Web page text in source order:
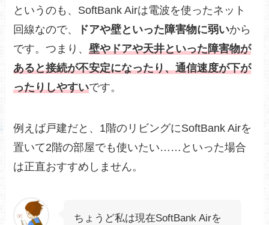
というのも、SoftBank Airは電波を使ったネット
回線なので、
ドアや壁といった障害物に弱いから
です。つまり、壁やドアや天井といった障害物が
あると接続が不安定になったり、通信速度が下が
ったりしやすいです。
例えば戸建だと、1階のリビングにSoftBank Airを
置いて2階の部屋でも使いたい……といった場合
は正直おすすめしません。
ちょうど私は現在SoftBank Airを